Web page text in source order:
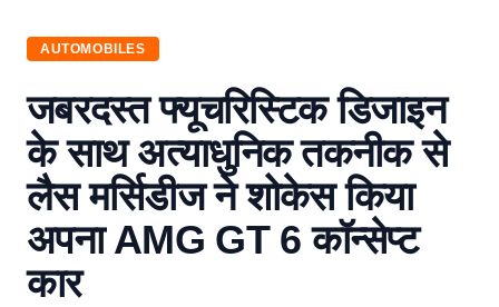
Navjagran
AUTOMOBILES
जबरदस्त फ्यूचरिस्टिक डिजाइन
के साथ अत्याधुनिक तकनीक से
लैस मर्सिडीज ने शोकेस किया
अपना AMG GT 6 कॉन्सेप्ट
कार